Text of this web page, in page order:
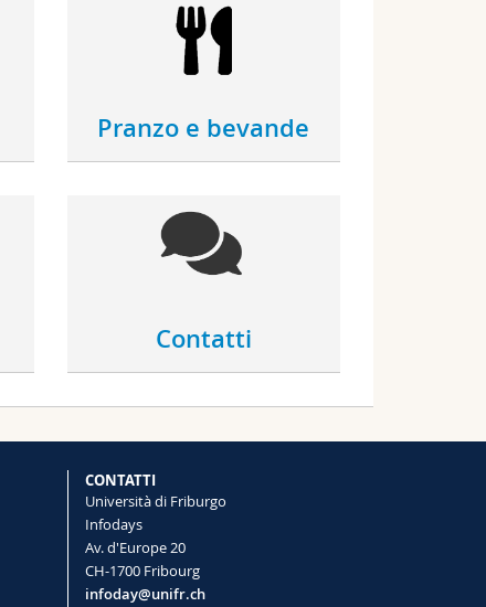
Pranzo e bevande
Contatti
CONTATTI
Università di Friburgo
Infodays
Av. d'Europe 20
CH-1700 Fribourg
infoday@unifr.ch